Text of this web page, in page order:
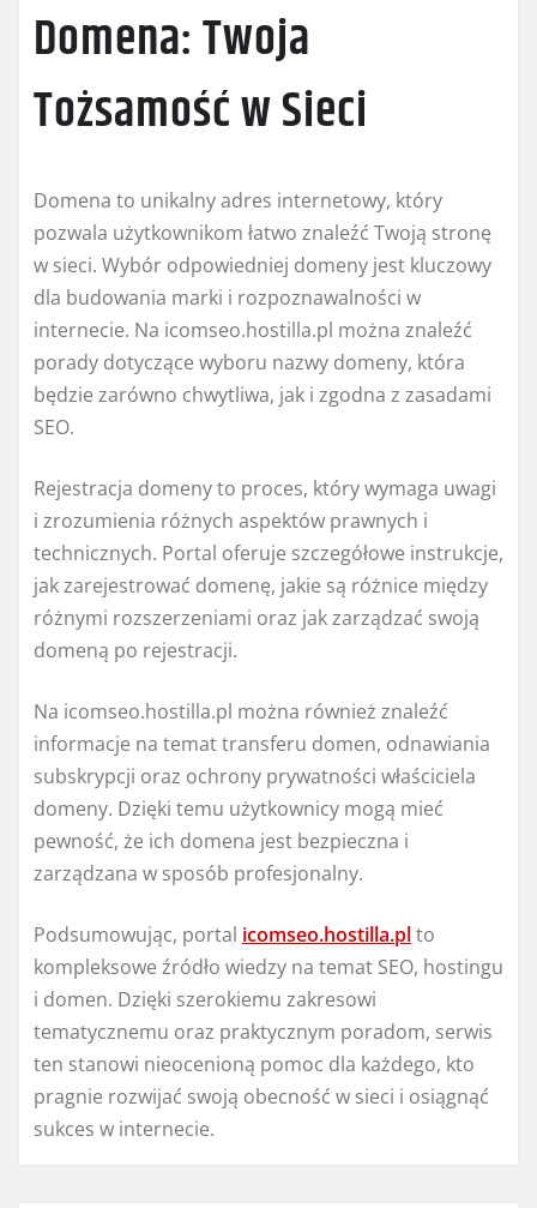
Domena: Twoja
Tożsamość w Sieci
Domena to unikalny adres internetowy, który
pozwala użytkownikom łatwo znaleźć Twoją stronę
w sieci. Wybór odpowiedniej domeny jest kluczowy
dla budowania marki i rozpoznawalności w
internecie. Na icomseo.hostilla.pl można znaleźć
porady dotyczące wyboru nazwy domeny, która
będzie zarówno chwytliwa, jak i zgodna z zasadami
SEO.
Rejestracja domeny to proces, który wymaga uwagi
i zrozumienia różnych aspektów prawnych i
technicznych. Portal oferuje szczegółowe instrukcje,
jak zarejestrować domenę, jakie są różnice między
różnymi rozszerzeniami oraz jak zarządzać swoją
domeną po rejestracji.
Na icomseo.hostilla.pl można również znaleźć
informacje na temat transferu domen, odnawiania
subskrypcji oraz ochrony prywatności właściciela
domeny. Dzięki temu użytkownicy mogą mieć
pewność, że ich domena jest bezpieczna i
zarządzana w sposób profesjonalny.
Podsumowując, portal icomseo.hostilla.plto
kompleksowe źródło wiedzy na temat SEO, hostingu
i domen. Dzięki szerokiemu zakresowi
tematycznemu oraz praktycznym poradom, serwis
ten stanowi nieocenioną pomoc dla każdego, kto
pragnie rozwijać swoją obecność w sieci i osiągnąć
sukces w internecie.